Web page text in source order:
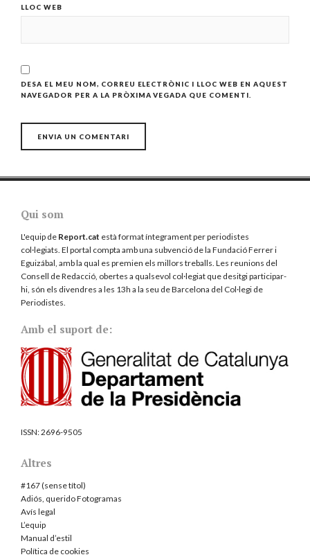
LLOC WEB
DESA EL MEU NOM, CORREU ELECTRÒNIC I LLOC WEB EN AQUEST
NAVEGADOR PER A LA PRÒXIMA VEGADA QUE COMENTI.
Qui som
L'equip de Report.cat està format íntegrament per periodistes
col·legiats. El portal compta amb una subvenció de la Fundació Ferrer i
Eguizábal, amb la qual es premien els millors treballs. Les reunions del
Consell de Redacció, obertes a qualsevol col·legiat que desitgi participar-
hi, són els divendres a les 13h a la seu de Barcelona del Col·legi de
Periodistes.
Amb el suport de:
ISSN:2696-9505
Altres
#167 (sense títol)
Adiós, querido Fotogramas
Avís legal
L’equip
Manual d’estil
Política de cookies